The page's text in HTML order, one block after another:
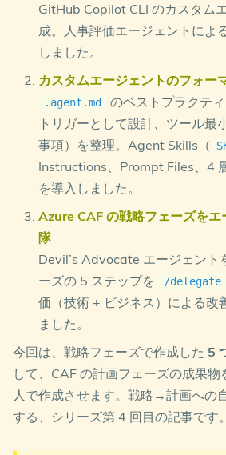
GitHub Copilot CLI のカスタム
成。人事評価エージェントによ
しました。
カスタムエージェントのフォー
.agent.md
のベストプラクテ
トリガーとして設計、ツール最
事項）を整理。Agent Skills（
Instructions、Prompt Files、4
を導入しました。
Azure CAF の戦略フェーズをエ
隊
Devil’s Advocate エージェント
ーズの 5 ステップを
/delegate
価（技術 + ビジネス）による改
ました。
今回は、戦略フェーズで作成した 5
して、CAF の計画フェーズの成果
人で作成させます。戦略→計画への
する、シリーズ第 4 回目の記事です。